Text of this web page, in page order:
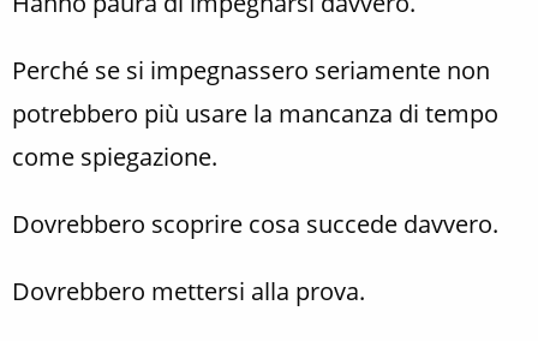
Perché se si impegnassero seriamente non
potrebbero più usare la mancanza di tempo
come spiegazione.
Dovrebbero scoprire cosa succede davvero.
Dovrebbero mettersi alla prova.